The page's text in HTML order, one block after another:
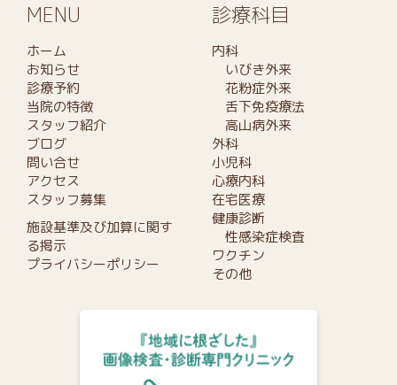
MENU
ホーム
お知らせ
診療予約
当院の特徴
スタッフ紹介
ブログ
問い合せ
アクセス
スタッフ募集
施設基準及び加算に関す
る掲示
プライバシーポリシー
診療科目
内科
いびき外来
花粉症外来
舌下免疫療法
高山病外来
外科
小児科
心療内科
在宅医療
健康診断
性感染症検査
ワクチン
その他